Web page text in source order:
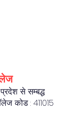
प्रदेश से सम्बद्ध
कोड : 411015